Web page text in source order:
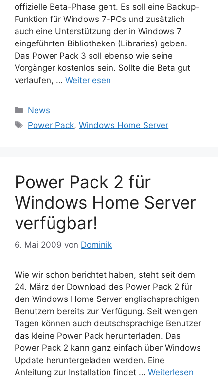
offizielle Beta-Phase geht. Es soll eine Backup-
Funktion für Windows 7-PCs und zusätzlich
auch eine Unterstützung der in Windows 7
eingeführten Bibliotheken (Libraries) geben.
Das Power Pack 3 soll ebenso wie seine
Vorgänger kostenlos sein. Sollte die Beta gut
verlaufen, … Weiterlesen
Kategorien
News
Schlagwörter
Power Pack,Windows Home Server
Power Pack 2 für
Windows Home Server
verfügbar!
6. Mai 2009 von Dominik
Wie wir schon berichtet haben, steht seit dem
24. März der Download des Power Pack 2 für
den Windows Home Server englischsprachigen
Benutzern bereits zur Verfügung. Seit wenigen
Tagen können auch deutschsprachige Benutzer
das kleine Power Pack herunterladen. Das
Power Pack 2 kann ganz einfach über Windows
Update heruntergeladen werden. Eine
Anleitung zur Installation findet … Weiterlesen